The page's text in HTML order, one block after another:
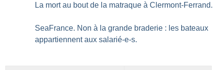
La mort au bout de la matraque à Clermont-Ferrand.
SeaFrance. Non à la grande braderie : les bateaux
appartiennent aux salarié-e-s.